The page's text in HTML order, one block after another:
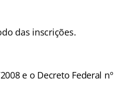
das inscrições.
e o Decreto Federal nº